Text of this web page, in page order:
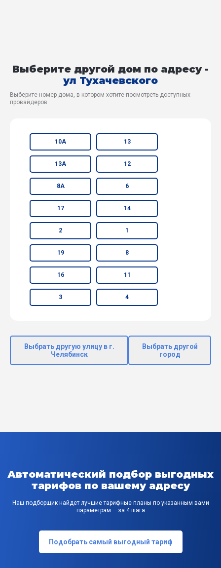
Выберите другой дом по адресу -
ул Тухачевского
Выберите номер дома, в котором хотите посмотреть доступных
провайдеров
10А 13
13А 12
8А 6
17 14
2 1
19 8
16 11
3 4
Выбрать другую улицу в г.
Челябинск
Выбрать другой
город
Автоматический подбор выгодных
тарифов по вашему адресу
Наш подборщик найдет лучшие тарифные планы по указанным вами
параметрам — за 4 шага
Подобрать самый выгодный тариф